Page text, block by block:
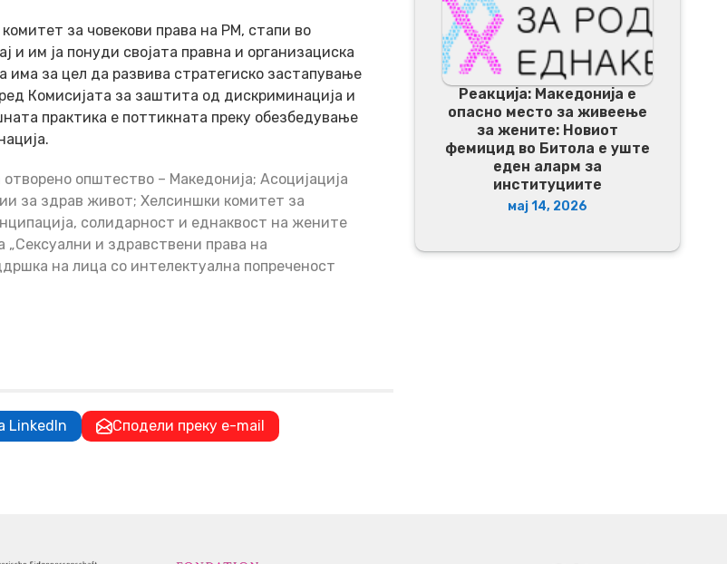
за човекови права на РМ, стапи во
им ја понуди својата правна и организациска
за цел да развива стратегиско застапување
Комисијата за заштита од дискриминација и
практика е поттикната преку обезбедување
општество – Македонија; Асоцијација
за здрав живот; Хелсиншки комитет за
солидарност и еднаквост на жените
и здравствени права на
на лица со интелектуална попреченост
LinkedIn Сподели преку e-mail
Реакција: Македонија е
опасно место за живеење
за жените: Новиот
фемицид во Битола е уште
еден аларм за
институциите
мај 14, 2026